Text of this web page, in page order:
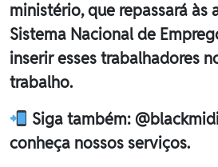
ministério, que repassará às
Sistema Nacional de
inserir esses trabalhadores
trabalho.
Siga também:
conheça nossos serviços.